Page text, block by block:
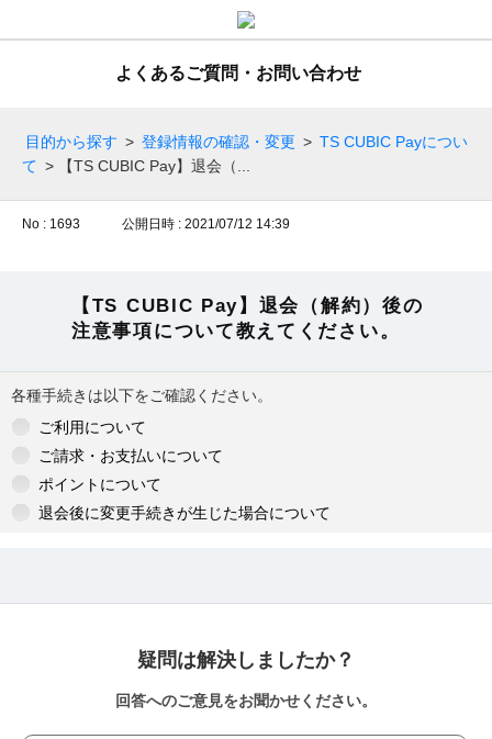
よくあるご質問・お問い合わせ
目的から探す > 登録情報の確認・変更 > TS CUBIC Payについ
て > 【TS CUBIC Pay】退会（...
No : 1693 公開日時 : 2021/07/12 14:39
【TS CUBIC Pay】退会（解約）後の
注意事項について教えてください。
各種手続きは以下をご確認ください。
ご利用について
ご請求・お支払いについて
ポイントについて
退会後に変更手続きが生じた場合について
疑問は解決しましたか？
回答へのご意見をお聞かせください。